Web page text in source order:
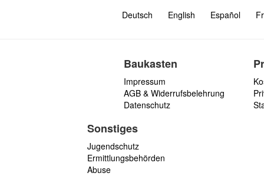
Deutsch English Español
Baukasten
Impressum
AGB & Widerrufsbelehrung
Datenschutz
Sonstiges
Jugendschutz
Ermittlungsbehörden
Abuse